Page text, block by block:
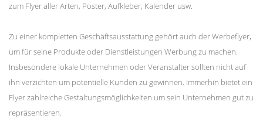
zum Flyer aller Arten, Poster, Aufkleber, Kalender usw.
Zu einer kompletten Geschäftsausstattung gehört auch der Werbeflyer,
um für seine Produkte oder Dienstleistungen Werbung zu machen.
Insbesondere lokale Unternehmen oder Veranstalter sollten nicht auf
ihn verzichten um potentielle Kunden zu gewinnen. Immerhin bietet ein
Flyer zahlreiche Gestaltungsmöglichkeiten um sein Unternehmen gut zu
repräsentieren.